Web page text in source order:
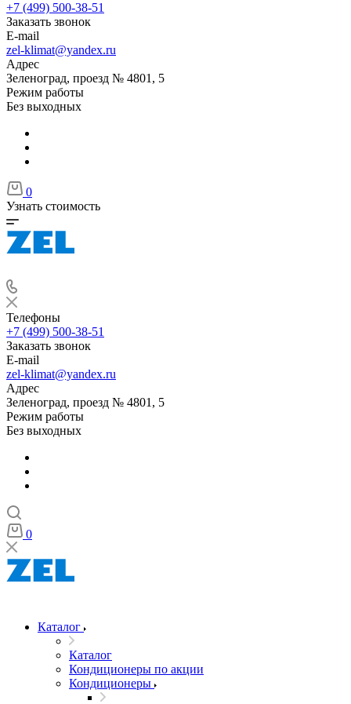
+7 (499) 500-38-51
Заказать звонок
E-mail
zel-klimat@yandex.ru
Адрес
Зеленоград, проезд № 4801, 5
Режим работы
Без выходных
0
Узнать стоимость
Телефоны
+7 (499) 500-38-51
Заказать звонок
E-mail
zel-klimat@yandex.ru
Адрес
Зеленоград, проезд № 4801, 5
Режим работы
Без выходных
0
Каталог
Каталог
Кондиционеры по акции
Кондиционеры